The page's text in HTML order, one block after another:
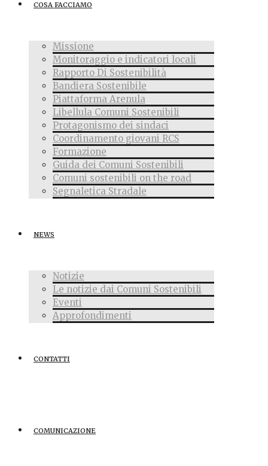
COSA FACCIAMO
Missione
Monitoraggio e indicatori locali
Rapporto Di Sostenibilità
Bandiera Sostenibile
Piattaforma Arenula
Libellula Comuni Sostenibili
Protagonismo dei sindaci
Coordinamento giovani RCS
Formazione
Guida dei Comuni Sostenibili
Comuni sostenibili on the road
Segnaletica Stradale
NEWS
Notizie
Le notizie dai Comuni Sostenibili
Eventi
Approfondimenti
CONTATTI
COMUNICAZIONE